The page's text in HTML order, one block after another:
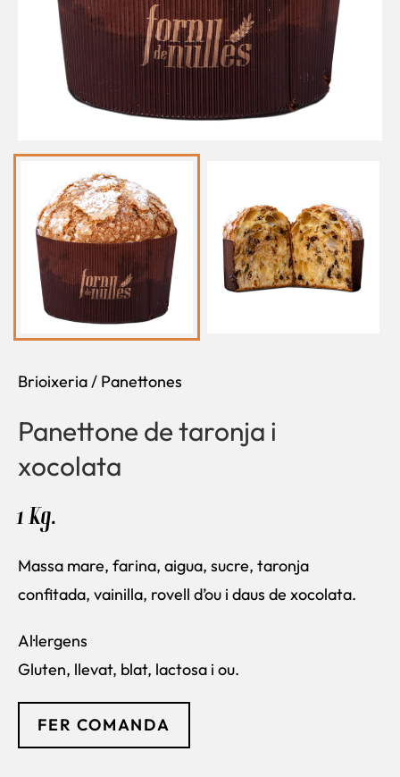
Brioixeria/ Panettones
Panettone de taronja i
xocolata
1 Kg.
Massa mare, farina, aigua, sucre, taronja
confitada, vainilla, rovell d’ou i daus de xocolata.
Al·lergens
Gluten, llevat, blat, lactosa i ou.
FER COMANDA